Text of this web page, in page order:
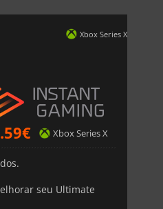
Xbox Series X
€ Xbox Series X
seu Ultimate